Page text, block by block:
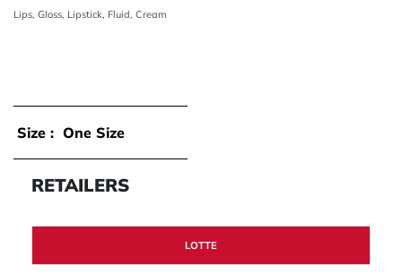
Lips, Gloss, Lipstick, Fluid, Cream
Size : One Size
RETAILERS
LOTTE